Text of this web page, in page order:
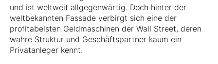
und ist weltweit allgegenwärtig. Doch hinter der
weltbekannten Fassade verbirgt sich eine der
profitabelsten Geldmaschinen der Wall Street, deren
wahre Struktur und Geschäftspartner kaum ein
Privatanleger kennt.